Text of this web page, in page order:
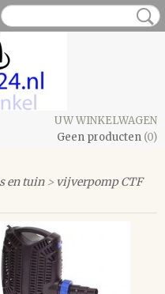
UW WINKELWAGEN
Geen producten (0)
en tuin> vijverpomp CTF